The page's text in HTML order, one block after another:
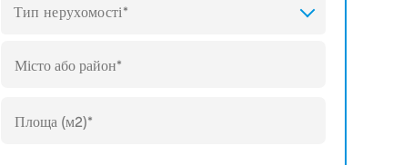
Тип нерухомості*